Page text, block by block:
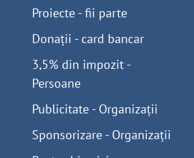
Proiecte - fii parte
Donații - card bancar
3,5% din impozit -
Persoane
Publicitate - Organizații
Sponsorizare - Organizații